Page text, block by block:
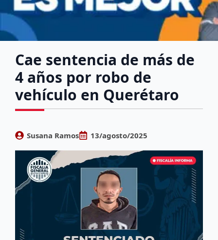
Cae sentencia de más de
4 años por robo de
vehículo en Querétaro
Susana Ramos 13/agosto/2025